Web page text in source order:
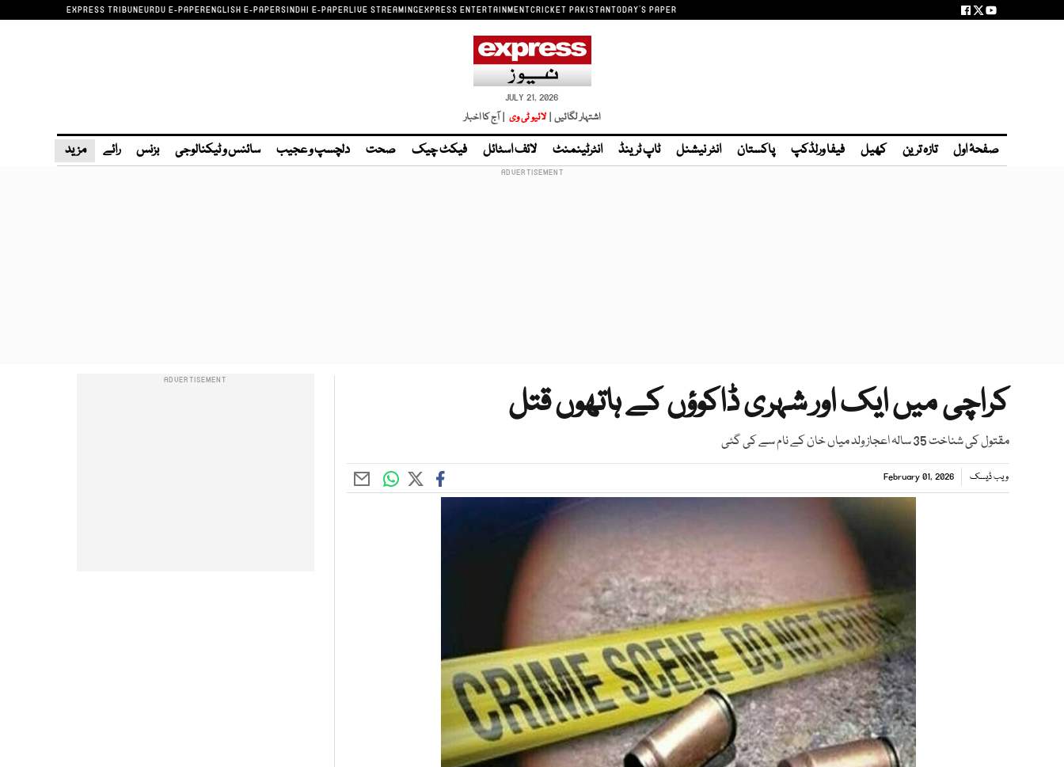
EXPRESS TRIBUNEURDU E-PAPERENGLISH E-PAPERSINDHI E-PAPERLIVE STREAMINGEXPRESS ENTERTAINMENTCRICKET PAKISTANTODAY'S PAPER
JULY 21, 2026
اشتہار لگائیں | لائیو ٹی وی | آج کا اخبار
صفحۂ اول تازہ ترین کھیل فیفا ورلڈکپ پاکستان انٹر نیشنل ٹاپ ٹرینڈ انٹرٹینمنٹ لائف اسٹائل فیکٹ چیک صحت دلچسپ و عجیب سائنس و ٹیکنالوجی بزنس رائے مزید
کراچی میں ایک اور شہری ڈاکوؤں کے ہاتھوں قتل
مقتول کی شناخت 35 سالہ اعجاز ولد میاں خان کے نام سے کی گئی
ویب ڈیسک February 01, 2026